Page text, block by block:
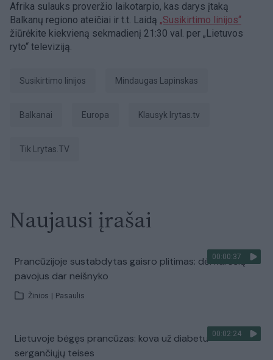
Afrika sulauks proveržio laikotarpio, kas darys įtaką
Balkanų regiono ateičiai ir t.t. Laidą „Susikirtimo linijos“
žiūrėkite kiekvieną sekmadienį 21:30 val. per „Lietuvos
ryto“ televiziją.
Susikirtimo linijos Mindaugas Lapinskas
Balkanai Europa Klausyk lrytas.tv
tik Lrytas.TV
Naujausi įrašai
00:00:37
Prancūzijoje sustabdytas gaisro plitimas: dėl karščių
pavojus dar neišnyko
Žinios Pasaulis
00:02:24
Lietuvoje bėgęs prancūzas: kova už diabetu
sergančiųjų teises